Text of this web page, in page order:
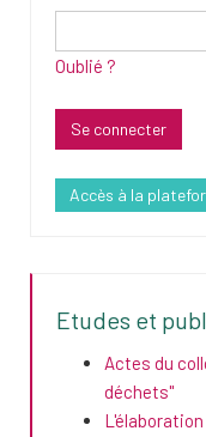
Oublié ?
Accès à la
Etudes et
Actes du
déchets"